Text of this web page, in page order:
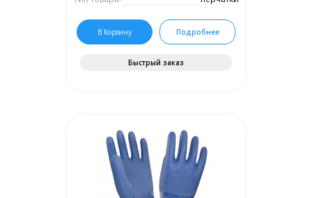
В Корзину Подробнее
Быстрый заказ